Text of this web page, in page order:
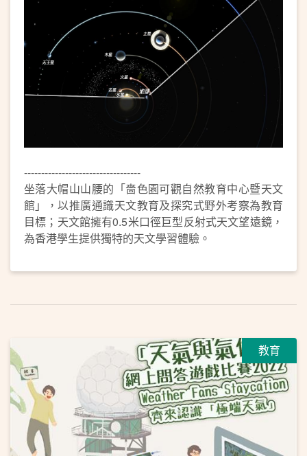
----------------------------------
坐落大帽山山腰的「嗇色園可觀自然教育中心暨天文
館」，以推廣通識天文教育及探究式野外考察為教育
目標；天文館擁有0.5米口徑巨型反射式天文望遠鏡，
為香港學生提供獨特的天文學習體驗。
教育